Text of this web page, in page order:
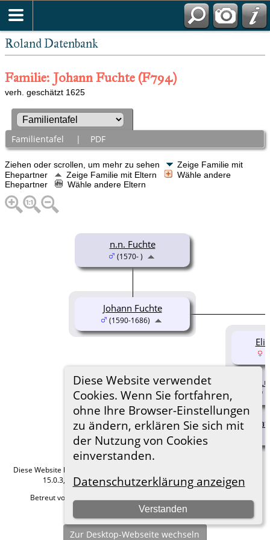
Roland Datenbank
Diese Website verwendet
Cookies. Wenn Sie fortfahren,
ohne Ihre Browser-Einstellungen
zu ändern, erklären Sie sich mit
der Nutzung von Cookies
einverstanden.
Datenschutzerklärung anzeigen
Verstanden
Familie: Johann Fuchte (F794)
verh. geschätzt 1625
Familientafel | PDF
Ziehen oder scrollen, um mehr zu sehen
Zeige Familie mit
Ehepartner
Zeige Familie mit Eltern
Wähle andere
Ehepartner
Wähle andere Eltern
n.n. Fuchte
(1570- )
Johann Fuchte
(1590-1686)
Diese Website läuft mit
15.0.3, programmiert von Darrin Lythgoe © 2001-2026.
Betreut von
Hier geht es zum Impressum
Zur Desktop-Webseite wechseln